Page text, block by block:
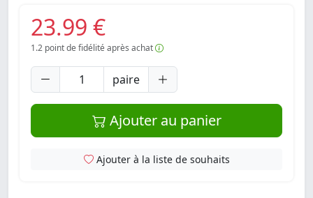
23.99 €
1.2 point de fidélité après achat
paire
Ajouter au panier
Ajouter à la liste de souhaits